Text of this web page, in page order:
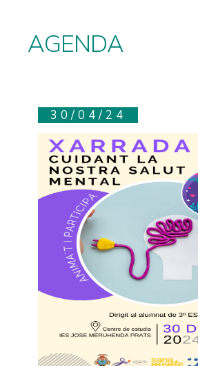
AGENDA
30/04/24